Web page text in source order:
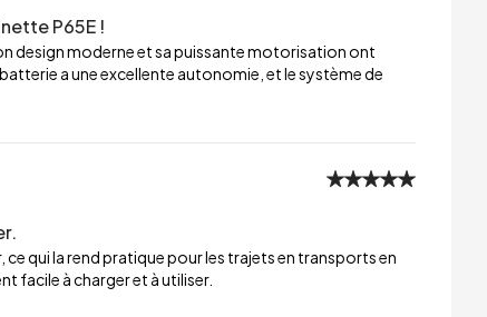
P65E !
design moderne et sa puissante motorisation ont
a une excellente autonomie, et le système de
qui la rend pratique pour les trajets en transports en
facile à charger et à utiliser.